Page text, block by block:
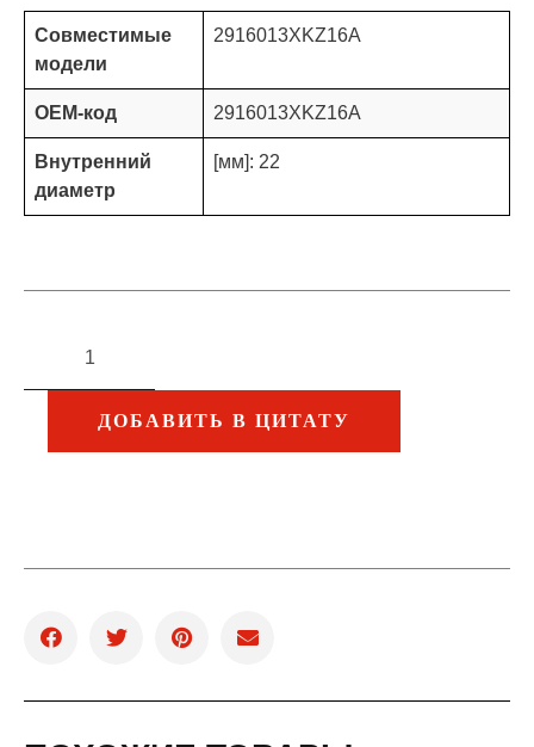
Совместимые
модели
2916013XKZ16A
OEM-код 2916013XKZ16A
Внутренний
диаметр
[мм]: 22
ДОБАВИТЬ В ЦИТАТУ